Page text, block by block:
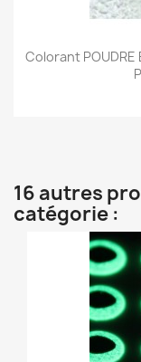
Colorant POUDRE
16 autres
catégorie :